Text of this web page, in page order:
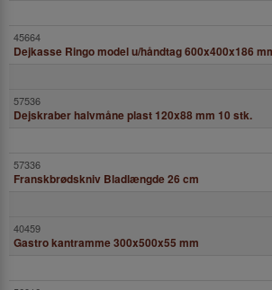
Dejskraber halvmåne plast 120x88 mm 10 stk.
Franskbrødskniv Bladlængde 26 cm
Gastro kantramme 300x500x55 mm